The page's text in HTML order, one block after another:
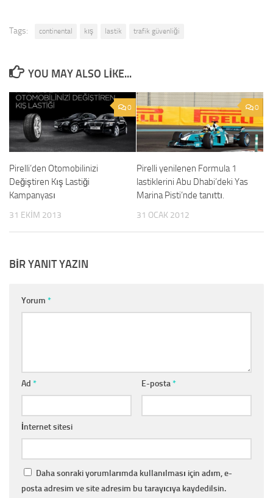
Tags: continental kış lastik trafik güvenliği
YOU MAY ALSO LIKE...
0
Pirelli’den Otomobilinizi
Değiştiren Kış Lastiği
Kampanyası
31 EKIM 2013
0
Pirelli yenilenen Formula 1
lastiklerini Abu Dhabi’deki Yas
Marina Pisti’nde tanıttı.
31 OCAK 2012
BIR YANIT YAZIN
Yorum *
Ad * E-posta*
İnternet sitesi
Daha sonraki yorumlarımda kullanılması için adım, e-
posta adresim ve site adresim bu tarayıcıya kaydedilsin.